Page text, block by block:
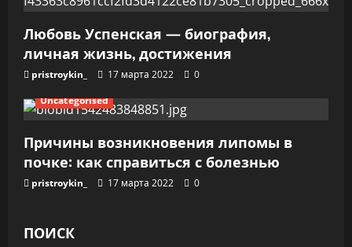
Любовь Успенская — биография,
личная жизнь, достижения
pristroykin_ 17 марта 2022
0
Uncategorised
Причины возникновения липомы в
почке: как справиться с болезнью
pristroykin_ 17 марта 2022 0
ПОИСК